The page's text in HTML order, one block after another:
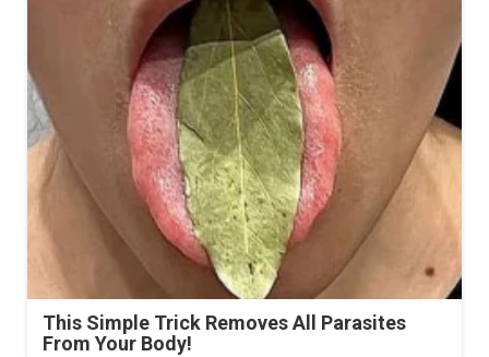
This Simple Trick Removes All Parasites
From Your Body!